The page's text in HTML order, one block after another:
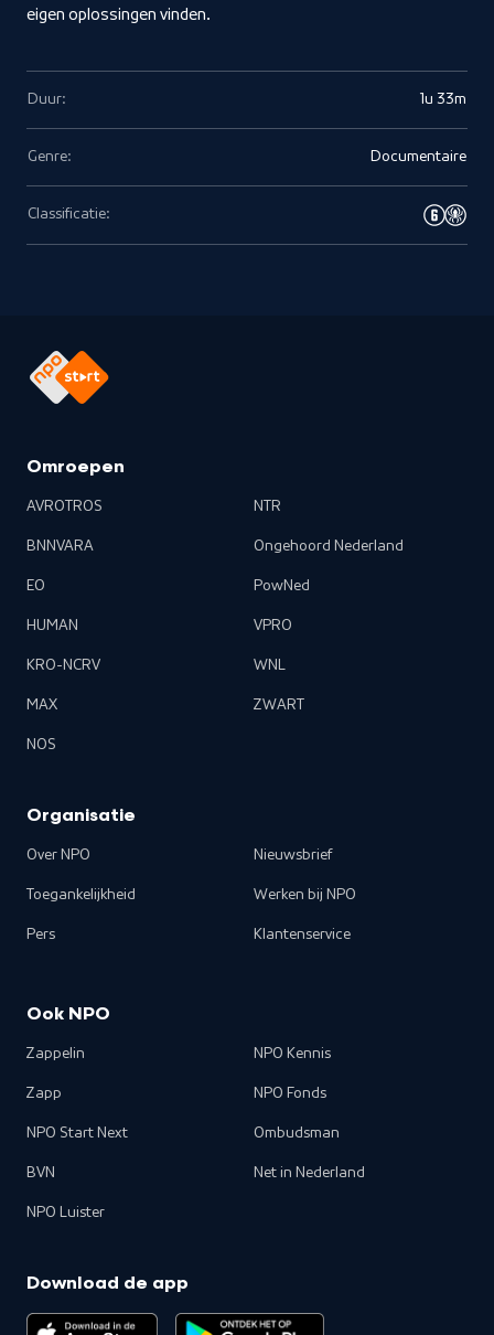
eigen oplossingen vinden.
Duur: 1u 33m
Genre: Documentaire
Classificatie:
Omroepen
AVROTROS
BNNVARA
EO
HUMAN
KRO-NCRV
MAX
NOS
NTR
Ongehoord Nederland
PowNed
VPRO
WNL
ZWART
Organisatie
Over NPO
Toegankelijkheid
Pers
Nieuwsbrief
Werken bij NPO
Klantenservice
Ook NPO
Zappelin
Zapp
NPO Start Next
BVN
NPO Luister
NPO Kennis
NPO Fonds
Ombudsman
Net in Nederland
Download de app